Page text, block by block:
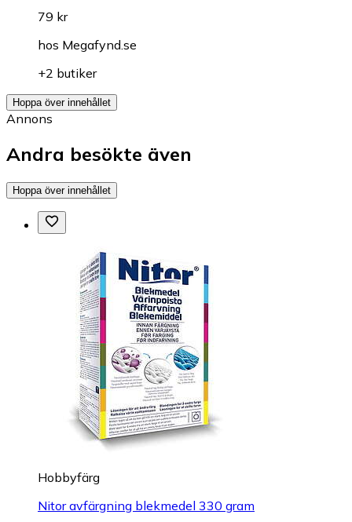
79 kr
hos Megafynd.se
+2 butiker
Hoppa över innehållet
Annons
Andra besökte även
Hoppa över innehållet
Hobbyfärg
Nitor avfärgning blekmedel 330 gram